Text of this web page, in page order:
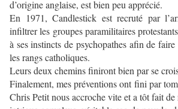
d’origine anglaise, est bien peu apprécié.
En 1971, Candlestick est recruté par
infiltrer les groupes paramilitaires
à ses instincts de psychopathes afin de
les rangs catholiques.
Leurs deux chemins finiront bien par se
Finalement, mes préventions ont fini par
Chris Petit nous accroche vite et a tôt fait de